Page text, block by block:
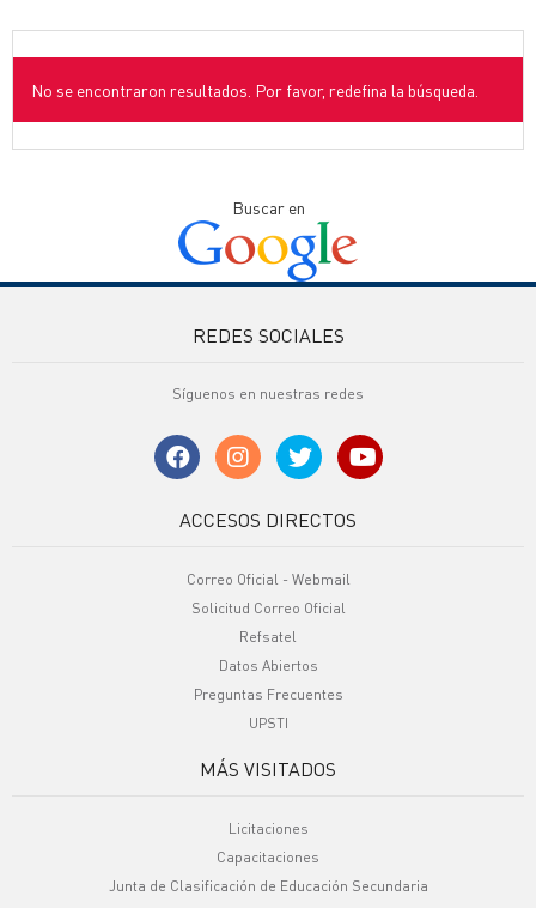
No se encontraron resultados. Por favor, redefina la búsqueda.
Buscar en
REDES SOCIALES
Síguenos en nuestras redes
ACCESOS DIRECTOS
Correo Oficial - Webmail
Solicitud Correo Oficial
Refsatel
Datos Abiertos
Preguntas Frecuentes
UPSTI
MÁS VISITADOS
Licitaciones
Capacitaciones
Junta de Clasificación de Educación Secundaria